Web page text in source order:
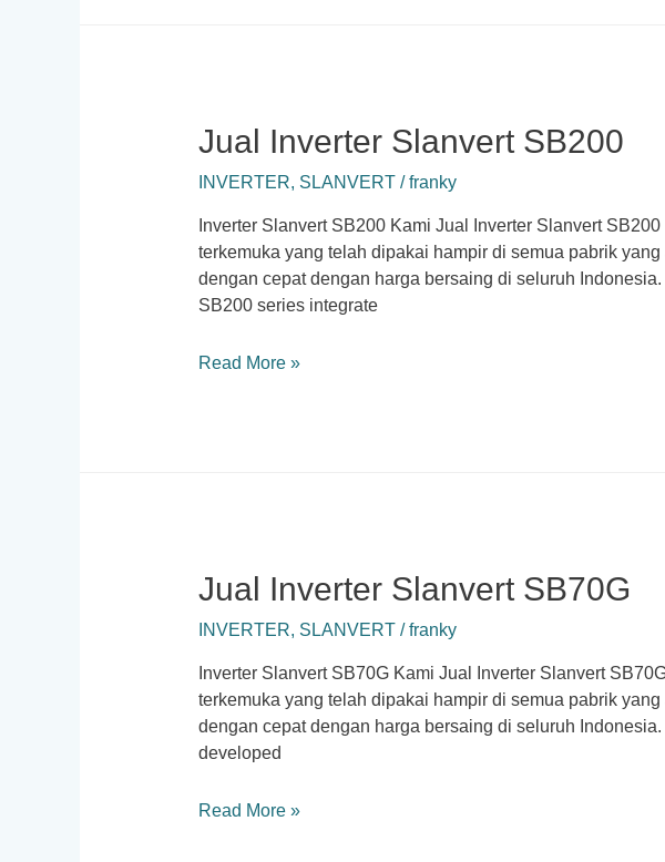
Jual Inverter Slanvert SB200
INVERTER, SLANVERT/franky
Inverter Slanvert SB200 Kami Jual Inverter Slanvert
terkemuka yang telah dipakai hampir di semua pabrik
dengan cepat dengan harga bersaing di seluruh
SB200 series integrate
Jual
Read More »
Jual Inverter Slanvert SB70G
INVERTER, SLANVERT/franky
Inverter Slanvert SB70G Kami Jual Inverter Slanvert
terkemuka yang telah dipakai hampir di semua pabrik
dengan cepat dengan harga bersaing di seluruh
developed
Jual
Read More »